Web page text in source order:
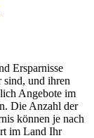
Ersparnisse
sind, und ihren
Angebote im
Die Anzahl der
können je nach
im Land Ihr